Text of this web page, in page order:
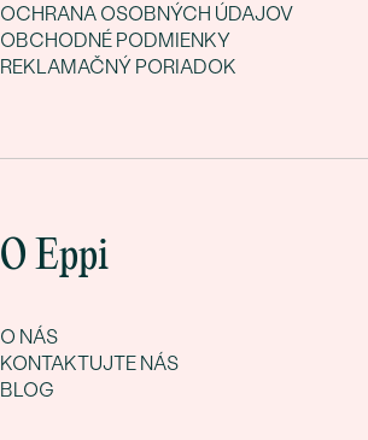
OCHRANA OSOBNÝCH ÚDAJOV
OBCHODNÉ PODMIENKY
REKLAMAČNÝ PORIADOK
O Eppi
O NÁS
KONTAKTUJTE NÁS
BLOG